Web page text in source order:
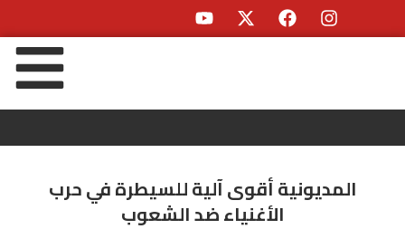
المديونية أقوى آلية للسيطرة في حرب
الأغنياء ضد الشعوب